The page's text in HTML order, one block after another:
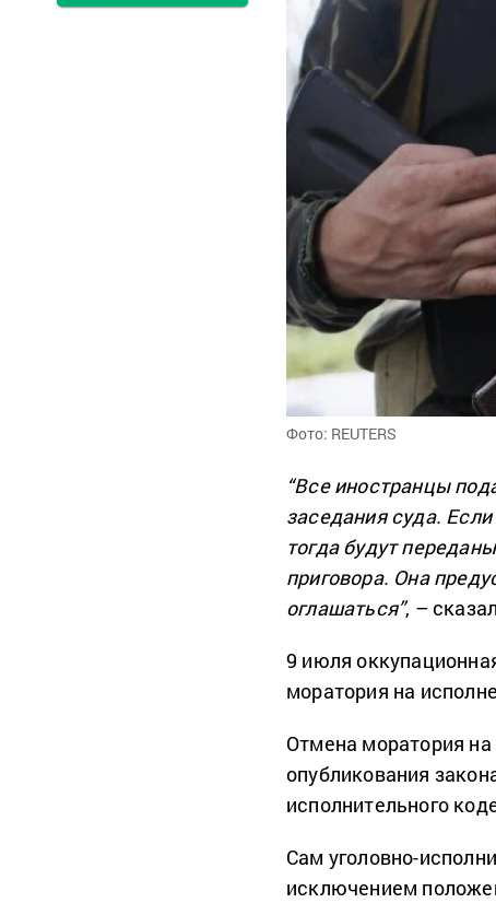
Фото: REUTERS
“Все иностранцы
заседания суда.
тогда будут
приговора. Она
оглашаться”, –
9 июля
моратория на
Отмена моратория
опубликования
исполнительного
Сам уголовно-
исключением